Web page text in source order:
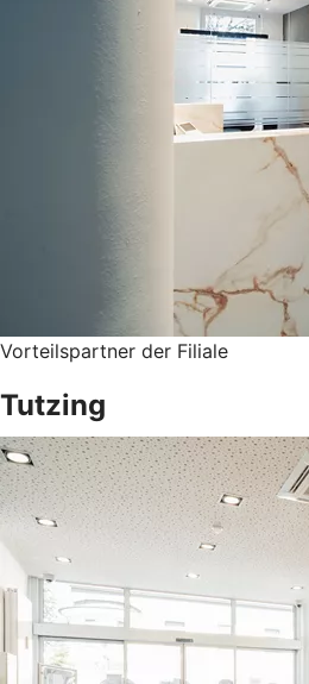
Vorteilspartner der Filiale
Tutzing